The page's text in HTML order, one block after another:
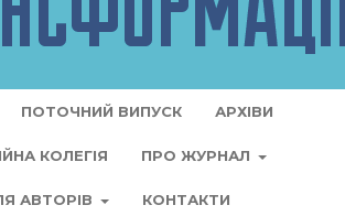
ПОТОЧНИЙ ВИПУСК АРХІВИ
КОЛЕГІЯ ПРО ЖУРНАЛ
АВТОРІВ КОНТАКТИ